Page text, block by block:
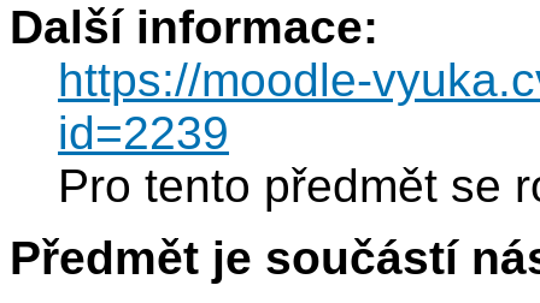
Další informace:
https://moodle-
id=2239
Pro tento předmět se
Předmět je součástí